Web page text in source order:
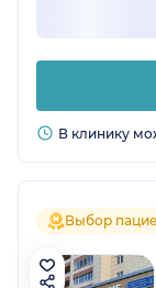
В клинику
Выбор